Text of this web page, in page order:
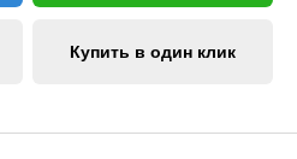
Купить в один клик